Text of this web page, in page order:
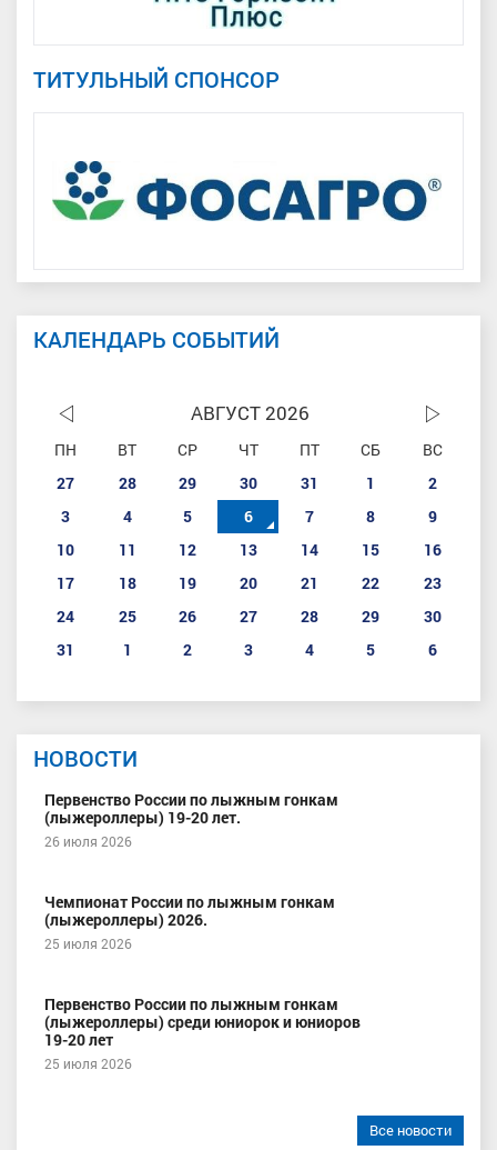
ТИТУЛЬНЫЙ СПОНСОР
КАЛЕНДАРЬ СОБЫТИЙ
АВГУСТ 2026
ПН ВТ СР ЧТ ПТ СБ
ВС
27
28 29 30 31 1
2
3
4 5 6 7 8
9
10
11 12 13 14 15
16
17
18 19 20 21 22
23
24
25 26 27 28 29
30
31
1 2 3 4 5 6
НОВОСТИ
Первенство России по лыжным гонкам
(лыжероллеры) 19-20 лет.
26 июля 2026
Чемпионат России по лыжным гонкам
(лыжероллеры) 2026.
25 июля 2026
Первенство России по лыжным гонкам
(лыжероллеры) среди юниорок и юниоров
19-20 лет
25 июля 2026
Все новости